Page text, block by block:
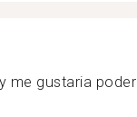
me gustaria poder